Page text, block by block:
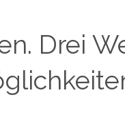
Drei